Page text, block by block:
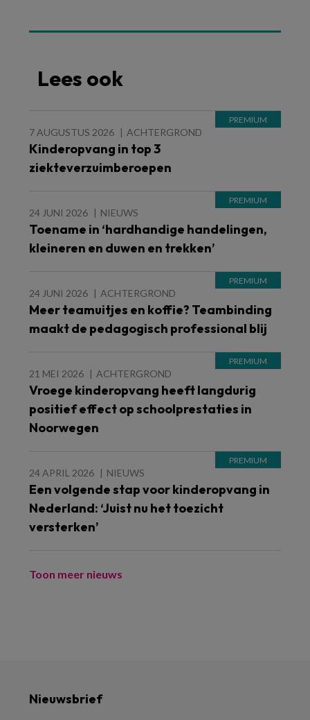
Lees ook
7 AUGUSTUS 2026 ACHTERGROND
Kinderopvang in top 3
ziekteverzuimberoepen
24 JUNI 2026 NIEUWS
Toename in ‘hardhandige handelingen,
kleineren en duwen en trekken’
24 JUNI 2026 ACHTERGROND
Meer teamuitjes en koffie? Teambinding
maakt de pedagogisch professional blij
21 MEI 2026 ACHTERGROND
Vroege kinderopvang heeft langdurig
positief effect op schoolprestaties in
Noorwegen
24 APRIL 2026 NIEUWS
Een volgende stap voor kinderopvang in
Nederland: ‘Juist nu het toezicht
versterken’
Toon meer nieuws
Nieuwsbrief